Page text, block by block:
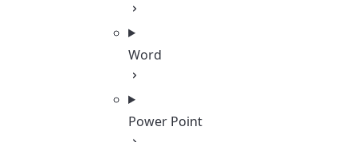
Word
Power Point